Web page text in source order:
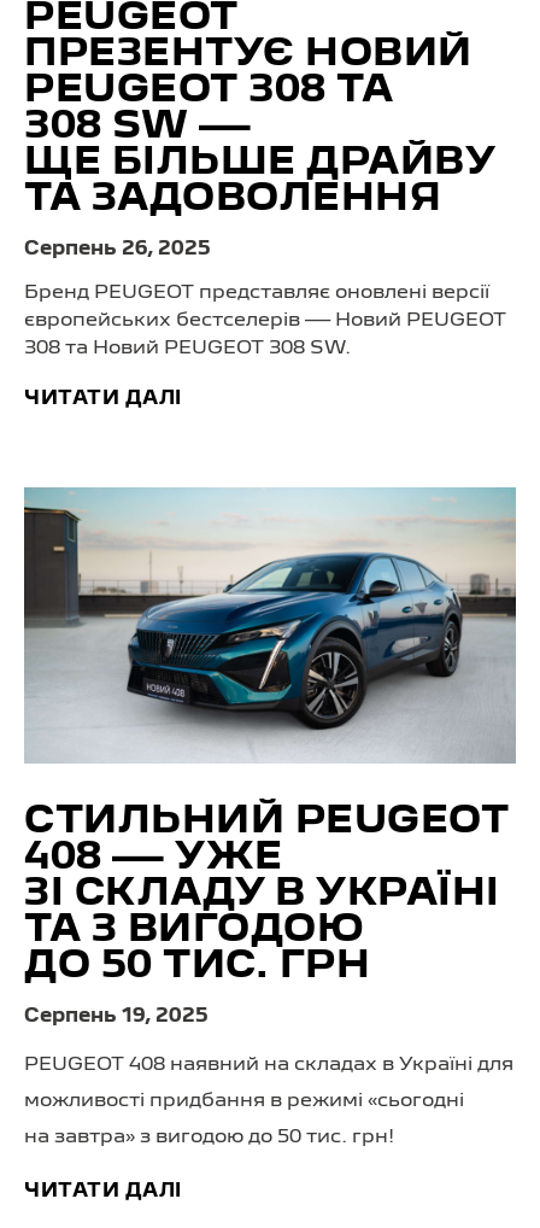
PEUGEOT
ПРЕЗЕНТУЄ НОВИЙ
PEUGEOT 308 ТА
308 SW —
ЩЕ БІЛЬШЕ ДРАЙВУ
ТА ЗАДОВОЛЕННЯ
Серпень 26, 2025
Бренд PEUGEOT представляє оновлені версії
європейських бестселерів — Новий PEUGEOT
308 та Новий PEUGEOT 308 SW.
ЧИТАТИ ДАЛІ
СТИЛЬНИЙ PEUGEOT
408 — УЖЕ
ЗІ СКЛАДУ В УКРАЇНІ
ТА З ВИГОДОЮ
ДО 50 ТИС. ГРН
Серпень 19, 2025
PEUGEOT 408 наявний на складах в Україні для
можливості придбання в режимі «сьогодні
на завтра» з вигодою до 50 тис. грн!
ЧИТАТИ ДАЛІ